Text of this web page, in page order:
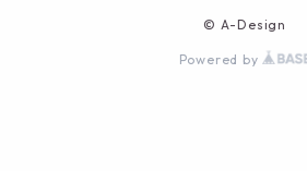
© A-Design
Powered by